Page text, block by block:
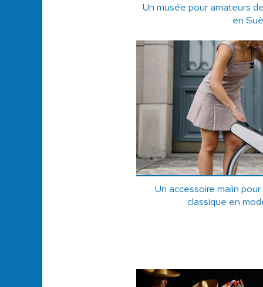
Un musée pour amateurs
en
Un accessoire malin
classique en